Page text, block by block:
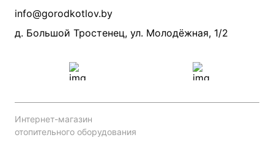
Производители
Прайс по монтажу систем отопления
Проект систем отопления
info@gorodkotlov.by
д. Большой Тростенец, ул. Молодёжная, 1/2
Интернет-магазин
отопительного оборудования